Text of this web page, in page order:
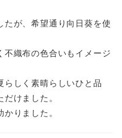
たが、希望通り向日葵を使
不織布の色合いもイメージ
らしく素晴らしいひと品
けました。
りました。